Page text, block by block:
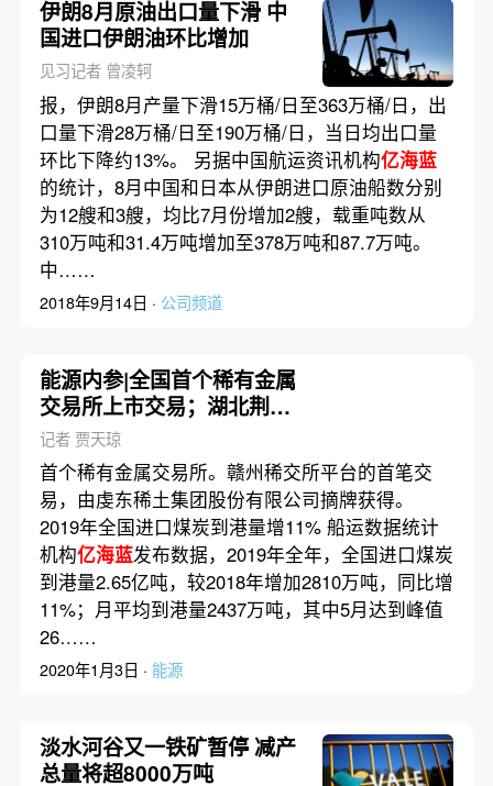
伊朗8月原油出口量下滑 中
国进口伊朗油环比增加
见习记者 曾凌轲
报，伊朗8月产量下滑15万桶/日至363万桶/日，出
口量下滑28万桶/日至190万桶/日，当日均出口量
环比下降约13%。 另据中国航运资讯机构亿海蓝
的统计，8月中国和日本从伊朗进口原油船数分别
为12艘和3艘，均比7月份增加2艘，载重吨数从
310万吨和31.4万吨增加至378万吨和87.7万吨。
中……
2018年9月14日 · 公司频道
能源内参|全国首个稀有金属
交易所上市交易；湖北荆州
谋建煤化工基地
记者 贾天琼
首个稀有金属交易所。赣州稀交所平台的首笔交
易，由虔东稀土集团股份有限公司摘牌获得。
2019年全国进口煤炭到港量增11% 船运数据统计
机构亿海蓝发布数据，2019年全年，全国进口煤炭
到港量2.65亿吨，较2018年增加2810万吨，同比增
11%；月平均到港量2437万吨，其中5月达到峰值
26……
2020年1月3日 · 能源
淡水河谷又一铁矿暂停 减产
总量将超8000万吨